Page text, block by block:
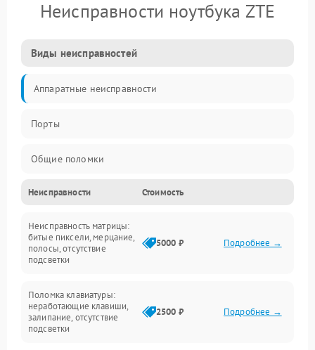
Неисправности ноутбука ZTE
Виды неисправностей
Аппаратные неисправности
Порты
Общие поломки
Устройства
Программные ошибки
Электрические и системные сбои
Интерфейсные проблемы
Батарея
Неисправности Стоимость
Неисправность матрицы:
битые пиксели, мерцание,
полосы, отсутствие
подсветки
5000 ₽ Подробнее →
Поломка клавиатуры:
неработающие клавиши,
залипание, отсутствие
подсветки
2500 ₽ Подробнее →